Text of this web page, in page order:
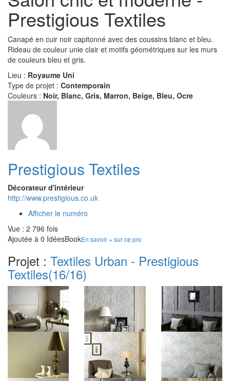
Prestigious Textiles
Canapé en cuir noir capitonné avec des coussins blanc et bleu.
Rideau de couleur unie clair et motifs géométriques sur les murs
de couleurs bleu et gris.
Lieu : Royaume Uni
Type de projet : Contemporain
Couleurs : Noir, Blanc, Gris, Marron, Beige, Bleu, Ocre
Prestigious Textiles
Décorateur d'intérieur
http://www.prestigious.co.uk
Afficher le numéro
Vue : 2 796 fois
Ajoutée à 0 IdéesBookEn savoir + sur ce pro
Projet : Textiles Urban - Prestigious
Textiles(16/16)